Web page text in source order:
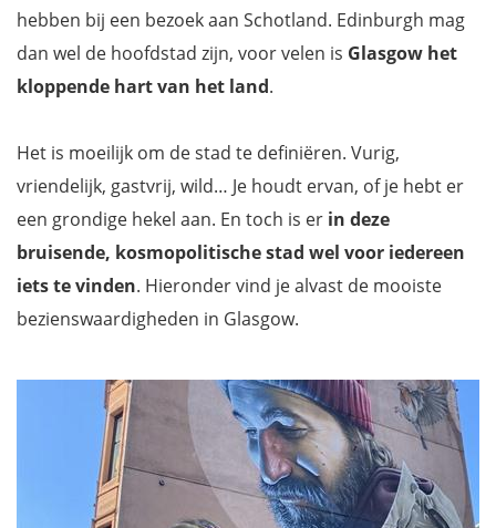
hebben bij een bezoek aan Schotland. Edinburgh mag
dan wel de hoofdstad zijn, voor velen is Glasgow het
kloppende hart van het land.
Het is moeilijk om de stad te definiëren. Vurig,
vriendelijk, gastvrij, wild… Je houdt ervan, of je hebt er
een grondige hekel aan. En toch is er in deze
bruisende, kosmopolitische stad wel voor iedereen
iets te vinden. Hieronder vind je alvast de mooiste
bezienswaardigheden in Glasgow.